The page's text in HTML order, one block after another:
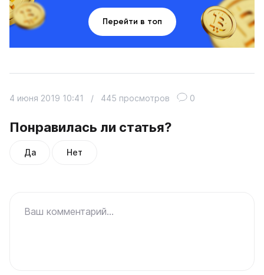
Перейти в топ
Понравилась ли статья?
Да Нет
4 июня 2019 10:41 / 445 просмотров 0
Ваш комментарий...